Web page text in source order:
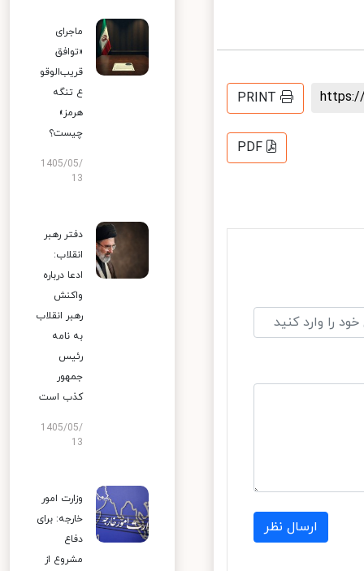
PRINT
PDF
ارسال نظر
ماجرای
«توافق
قریب‌الوقو
ع تنگه
هرمز»
چیست؟
1405/05/
13
دفتر رهبر
انقلاب:
ادعا درباره
واکنش
رهبر انقلاب
به نامه
رئیس
جمهور
کذب است
1405/05/
13
وزارت امور
خارجه: برای
دفاع
مشروع از